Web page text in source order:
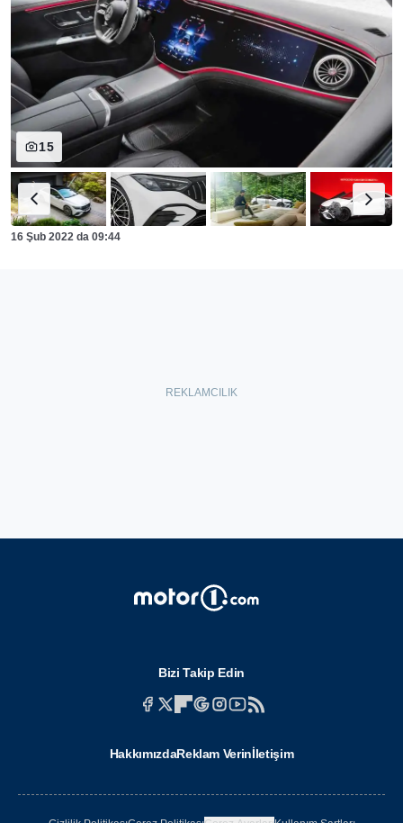
15
16 Şub 2022 da 09:44
Bizi Takip Edin
HakkımızdaReklam Verinİletişim